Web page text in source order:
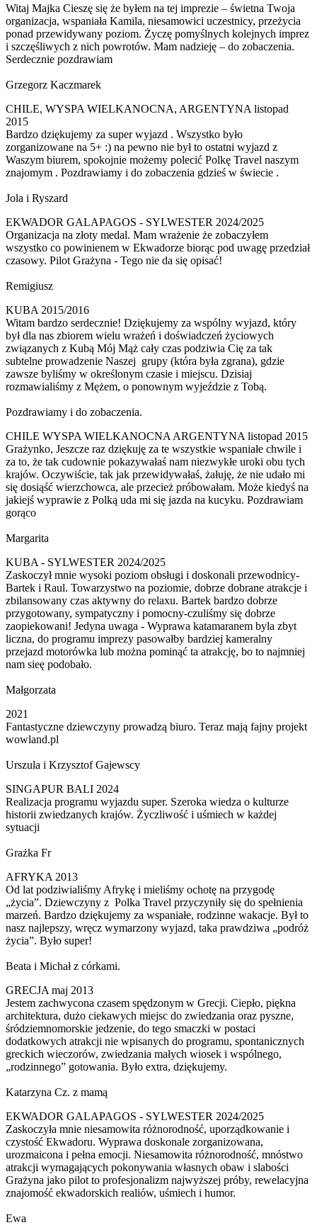
Witaj Majka Cieszę się że byłem na tej imprezie – świetna Twoja
organizacja, wspaniała Kamila, niesamowici uczestnicy, przeżycia
ponad przewidywany poziom. Życzę pomyślnych kolejnych imprez
i szczęśliwych z nich powrotów. Mam nadzieję – do zobaczenia.
Serdecznie pozdrawiam
Grzegorz Kaczmarek
CHILE, WYSPA WIELKANOCNA, ARGENTYNA listopad
2015
Bardzo dziękujemy za super wyjazd . Wszystko było
zorganizowane na 5+ :) na pewno nie był to ostatni wyjazd z
Waszym biurem, spokojnie możemy polecić Polkę Travel naszym
znajomym . Pozdrawiamy i do zobaczenia gdzieś w świecie .
Jola i Ryszard
EKWADOR GALAPAGOS - SYLWESTER 2024/2025
Organizacja na złoty medal. Mam wrażenie że zobaczyłem
wszystko co powinienem w Ekwadorze biorąc pod uwagę przedział
czasowy. Pilot Grażyna - Tego nie da się opisać!
Remigiusz
KUBA 2015/2016
Witam bardzo serdecznie! Dziękujemy za wspólny wyjazd, który
był dla nas zbiorem wielu wrażeń i doświadczeń życiowych
związanych z Kubą Mój Mąż cały czas podziwia Cię za tak
subtelne prowadzenie Naszej grupy (która była zgrana), gdzie
zawsze byliśmy w określonym czasie i miejscu. Dzisiaj
rozmawialiśmy z Mężem, o ponownym wyjeździe z Tobą.
Pozdrawiamy i do zobaczenia.
CHILE WYSPA WIELKANOCNA ARGENTYNA listopad 2015
Grażynko, Jeszcze raz dziękuję za te wszystkie wspaniałe chwile i
za to, że tak cudownie pokazywałaś nam niezwykłe uroki obu tych
krajów. Oczywiście, tak jak przewidywałaś, żałuję, że nie udało mi
się dosiąść wierzchowca, ale przecież próbowałam. Może kiedyś na
jakiejś wyprawie z Polką uda mi się jazda na kucyku. Pozdrawiam
gorąco
Margarita
KUBA - SYLWESTER 2024/2025
Zaskoczył mnie wysoki poziom obsługi i doskonali przewodnicy-
Bartek i Raul. Towarzystwo na poziomie, dobrze dobrane atrakcje i
zbilansowany czas aktywny do relaxu. Bartek bardzo dobrze
przygotowany, sympatyczny i pomocny-czuliśmy się dobrze
zaopiekowani! Jedyna uwaga - Wyprawa katamaranem byla zbyt
liczna, do programu imprezy pasowałby bardziej kameralny
przejazd motorówka lub można pominąć ta atrakcję, bo to najmniej
nam sieę podobało.
Małgorzata
2021
Fantastyczne dziewczyny prowadzą biuro. Teraz mają fajny projekt
wowland.pl
Urszula i Krzysztof Gajewscy
SINGAPUR BALI 2024
Realizacja programu wyjazdu super. Szeroka wiedza o kulturze
historii zwiedzanych krajów. Życzliwość i uśmiech w każdej
sytuacji
Grażka Fr
AFRYKA 2013
Od lat podziwialiśmy Afrykę i mieliśmy ochotę na przygodę
„życia”. Dziewczyny z Polka Travel przyczyniły się do spełnienia
marzeń. Bardzo dziękujemy za wspaniałe, rodzinne wakacje. Był to
nasz najlepszy, wręcz wymarzony wyjazd, taka prawdziwa „podróż
życia”. Było super!
Beata i Michał z córkami.
GRECJA maj 2013
Jestem zachwycona czasem spędzonym w Grecji. Ciepło, piękna
architektura, dużo ciekawych miejsc do zwiedzania oraz pyszne,
śródziemnomorskie jedzenie, do tego smaczki w postaci
dodatkowych atrakcji nie wpisanych do programu, spontanicznych
greckich wieczorów, zwiedzania małych wiosek i wspólnego,
„rodzinnego” gotowania. Było extra, dziękujemy.
Katarzyna Cz. z mamą
EKWADOR GALAPAGOS - SYLWESTER 2024/2025
Zaskoczyła mnie niesamowita różnorodność, uporządkowanie i
czystość Ekwadoru. Wyprawa doskonale zorganizowana,
urozmaicona i pełna emocji. Niesamowita różnorodność, mnóstwo
atrakcji wymagających pokonywania własnych obaw i slabości
Grażyna jako pilot to profesjonalizm najwyższej próby, rewelacyjna
znajomość ekwadorskich realiów, uśmiech i humor.
Ewa